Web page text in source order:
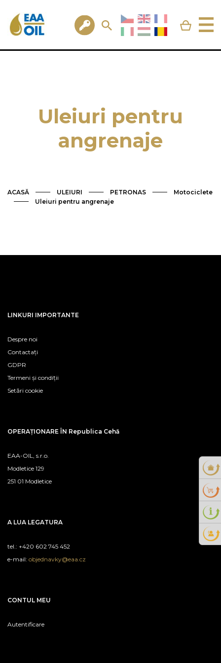
Uleiuri pentru
angrenaje
ACASĂ ULEIURI PETRONAS
Motociclete
Uleiuri pentru angrenaje
LINKURI IMPORTANTE
Despre noi
Contactați
GDPR
Termeni și condiții
Setări cookie
OPERAȚIONARE ÎN Republica Cehă
EAA-OIL, s.r.o.
Modletice 129
251 01 Modletice
A LUA LEGATURA
tel.: +420 602 745 452
e-mail: objednavky@eaa.cz
CONTUL MEU
Autentificare